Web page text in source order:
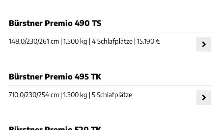
Bürstner Premio 490 TS
148,0/230/261 cm | 1.500 kg | 4 Schlafplätze | 15.190 €
Bürstner Premio 495 TK
710,0/230/254 cm | 1.300 kg | 5 Schlafplätze